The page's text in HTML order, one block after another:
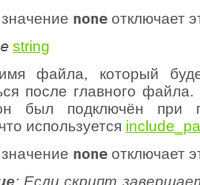
none отключает
string
файла, который
после главного
был подключён при
используется
none отключает
: Если скрипт